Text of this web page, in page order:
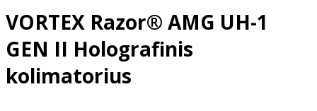
VORTEX Razor® AMG UH-1
GEN II Holografinis
kolimatorius